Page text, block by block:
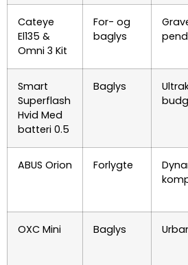
Cateye
El135 &
Omni 3 Kit
For- og
baglys
Smart
Superflash
Hvid Med
batteri 0.5
Baglys
ABUS Orion Forlygte
OXC Mini Baglys